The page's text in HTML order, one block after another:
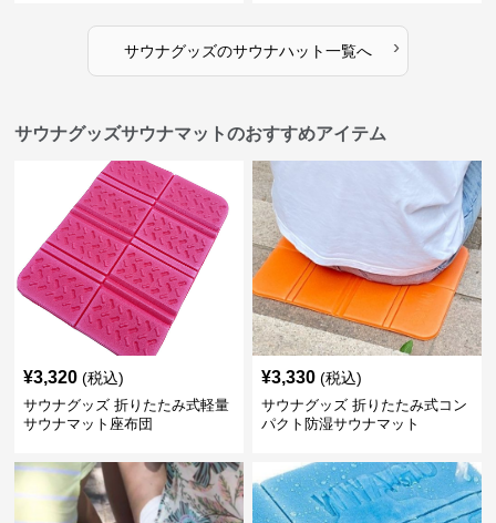
サウナグッズのサウナハット一覧へ ›
サウナグッズサウナマットのおすすめアイテム
¥3,320 (税込)
サウナグッズ 折りたたみ式軽量
サウナマット座布団
¥3,330 (税込)
サウナグッズ 折りたたみ式コン
パクト防湿サウナマット